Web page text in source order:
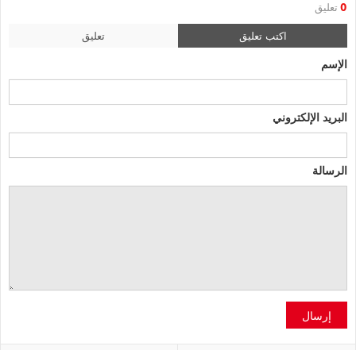
0 تعليق
اكتب تعليق تعليق
الإسم
البريد الإلكتروني
الرسالة
إرسال